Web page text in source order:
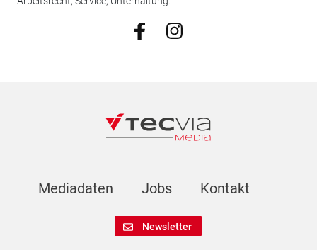
Mediadaten Jobs Kontakt
Newsletter